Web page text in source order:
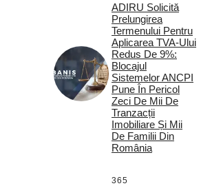
ADIRU Solicită
Prelungirea
Termenului Pentru
Aplicarea TVA-Ului
Redus De 9%:
Blocajul
Sistemelor ANCPI
Pune În Pericol
Zeci De Mii De
Tranzacții
Imobiliare Și Mii
De Familii Din
România
365